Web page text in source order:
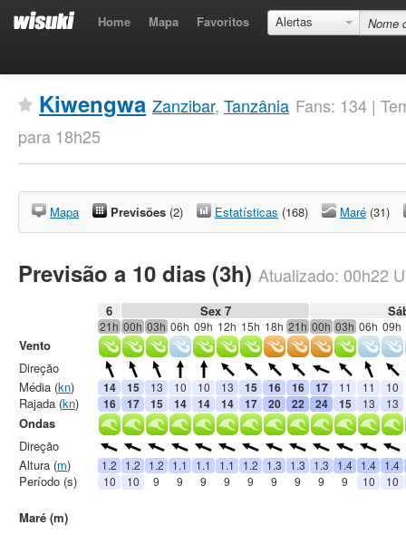
Home Mapa Favoritos Alertas
Kiwengwa Zanzibar, Tanzânia Fans: 134 |
para 18h25
Mapa Previsões (2) Estatísticas (168) Maré (31)
Previsão a 10 dias (3h) Atualizado: 00h22
6 Sex 7
21h 00h 03h 06h 09h 12h 15h 18h 21h 00h 03h 06h 09h
14 15 13 10 10 13 15 16 16 17 11 11 10
16 17 15 14 14 14 17 20 22 24 15 13 13
1.2 1.2 1.2 1.1 1.1 1.1 1.2 1.3 1.3 1.3 1.4 1.4 1.4
10
10 9 9 9 9 9 9 9 9 9 10 10
Vento
Direção
Média (kn)
Rajada (kn)
Ondas
Direção
Altura (m)
Período (s)
Maré (m)